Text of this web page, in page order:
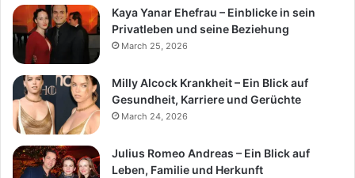
Kaya Yanar Ehefrau – Einblicke in sein
Privatleben und seine Beziehung
March 25, 2026
Milly Alcock Krankheit – Ein Blick auf
Gesundheit, Karriere und Gerüchte
March 24, 2026
Julius Romeo Andreas – Ein Blick auf
Leben, Familie und Herkunft